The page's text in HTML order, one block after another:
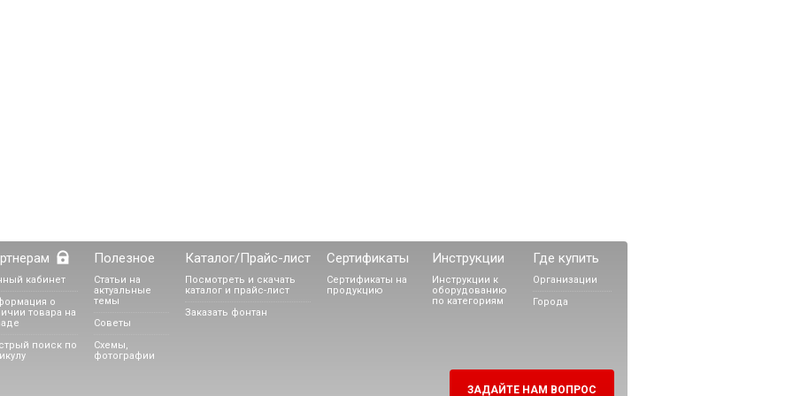
кабинет
о
товара на
поиск по
Полезное
Статьи на
актуальные
темы
Советы
Схемы,
фотографии
Каталог/Прайс-лист
Посмотреть и скачать
каталог и прайс-лист
Заказать фонтан
Сертификаты
Сертификаты на
продукцию
Инструкции
Инструкции к
оборудованию
по категориям
Где купить
Организации
Города
ЗАДАЙТЕ НАМ ВОПРОС